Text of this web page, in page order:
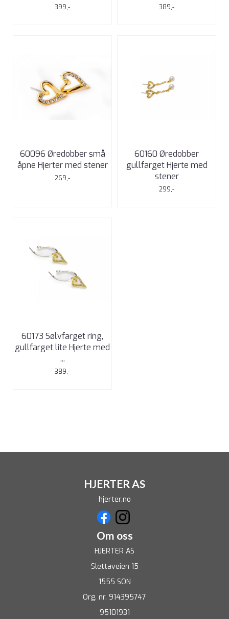
399,- 389,-
60096 Øredobber små
åpne Hjerter med stener
269,-
60160 Øredobber
gullfarget Hjerte med
stener
299,-
60173 Sølvfarget ring,
gullfarget lite Hjerte med
...
389,-
HJERTER AS
hjerter.no
Om oss
HJERTER AS
Slettaveien 15
1555 SON
Org. nr. 914395747
95101931